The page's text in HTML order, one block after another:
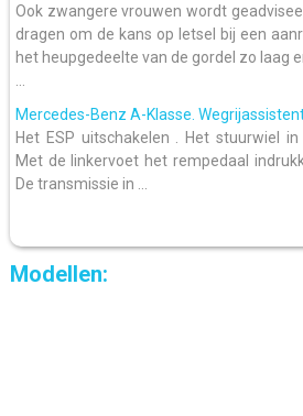
Ook zwangere vrouwen wordt
dragen om de kans op letsel bij een
het heupgedeelte van de gordel zo laag
Mercedes-Benz A-Klasse.
Het ESP uitschakelen . Het stuurwiel
Met de linkervoet het rempedaal
De transmissie in ...
Modellen: